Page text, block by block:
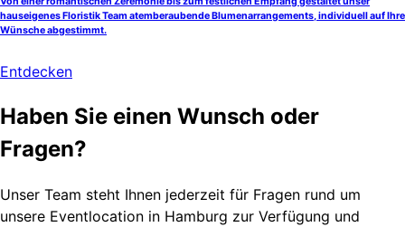
hauseigenes Floristik Team atemberaubende Blumenarrangements, individuell auf Ihre
Wünsche abgestimmt.
Entdecken
Haben Sie einen Wunsch oder
Fragen?
Unser Team steht Ihnen jederzeit für Fragen rund um
unsere Eventlocation in Hamburg zur Verfügung und